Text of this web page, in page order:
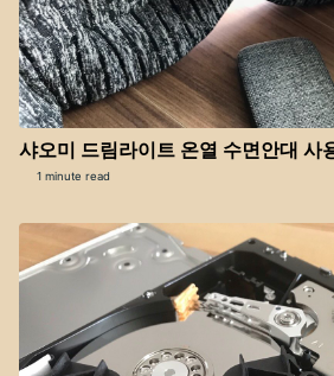
샤오미 드림라이트 온열 수면안대 사
1 minute read